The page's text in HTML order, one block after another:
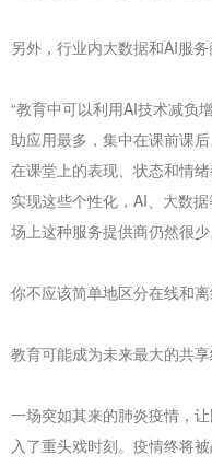
另外，行业内大数据和AI服务
“教育中可以利用AI技术减负
助应用最多，集中在课前课
在课堂上的表现、状态和情
实现这些个性化，AI、大数
场上这种服务提供商仍然很少
你不应该简单地区分在线和
教育可能成为未来最大的共
一场突如其来的肺炎疫情，
入了重头戏时刻。疫情终将